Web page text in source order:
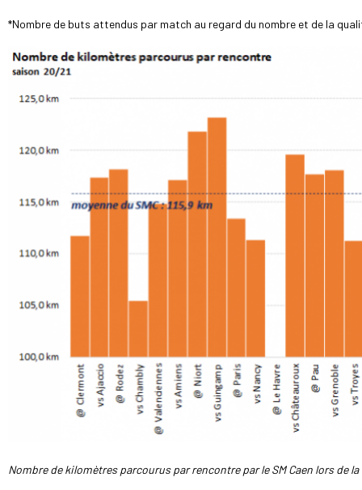
*Nombre de buts attendus par match au regard du nombre et de la
Nombre de kilomètres parcourus par rencontre par le SM Caen lors de